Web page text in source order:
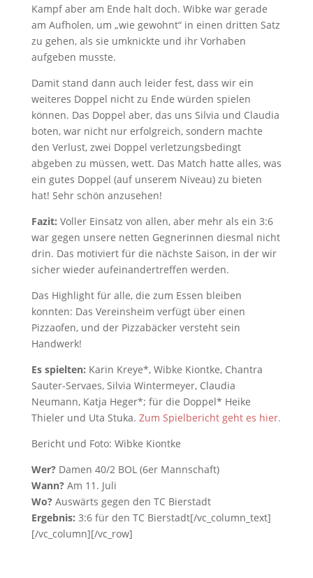
Kampf aber am Ende halt doch. Wibke war gerade
am Aufholen, um „wie gewohnt“ in einen dritten Satz
zu gehen, als sie umknickte und ihr Vorhaben
aufgeben musste.
Damit stand dann auch leider fest, dass wir ein
weiteres Doppel nicht zu Ende würden spielen
können. Das Doppel aber, das uns Silvia und Claudia
boten, war nicht nur erfolgreich, sondern machte
den Verlust, zwei Doppel verletzungsbedingt
abgeben zu müssen, wett. Das Match hatte alles, was
ein gutes Doppel (auf unserem Niveau) zu bieten
hat! Sehr schön anzusehen!
Fazit: Voller Einsatz von allen, aber mehr als ein 3:6
war gegen unsere netten Gegnerinnen diesmal nicht
drin. Das motiviert für die nächste Saison, in der wir
sicher wieder aufeinandertreffen werden.
Das Highlight für alle, die zum Essen bleiben
konnten: Das Vereinsheim verfügt über einen
Pizzaofen, und der Pizzabäcker versteht sein
Handwerk!
Es spielten: Karin Kreye*, Wibke Kiontke, Chantra
Sauter-Servaes, Silvia Wintermeyer, Claudia
Neumann, Katja Heger*; für die Doppel* Heike
Thieler und Uta Stuka. Zum Spielbericht geht es hier.
Bericht und Foto: Wibke Kiontke
Wer?Damen 40/2 BOL (6er Mannschaft)
Wann?Am 11. Juli
Wo?Auswärts gegen den TC Bierstadt
Ergebnis: 3:6 für den TC Bierstadt[/vc_column_text]
[/vc_column][/vc_row]